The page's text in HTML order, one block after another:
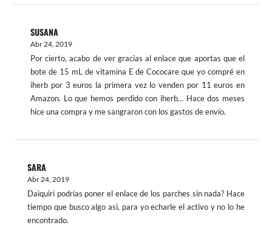
SUSANA
Abr 24, 2019
Por cierto, acabo de ver gracias al enlace que aportas que el
bote de 15 mL de vitamina E de Cococare que yo compré en
iherb por 3 euros la primera vez lo venden por 11 euros en
Amazon. Lo que hemos perdido con iherb… Hace dos meses
hice una compra y me sangraron con los gastos de envío.
SARA
Abr 24, 2019
Daiquiri podrías poner el enlace de los parches sin nada? Hace
tiempo que busco algo asi, para yo echarle el activo y no lo he
encontrado.